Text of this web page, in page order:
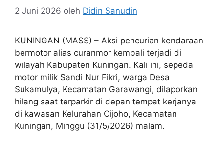
2 Juni 2026 oleh Didin Sanudin
KUNINGAN (MASS) – Aksi pencurian kendaraan
bermotor alias curanmor kembali terjadi di
wilayah Kabupaten Kuningan. Kali ini, sepeda
motor milik Sandi Nur Fikri, warga Desa
Sukamulya, Kecamatan Garawangi, dilaporkan
hilang saat terparkir di depan tempat kerjanya
di kawasan Kelurahan Cijoho, Kecamatan
Kuningan, Minggu (31/5/2026) malam.